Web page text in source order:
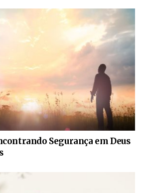
Segurança em Deus